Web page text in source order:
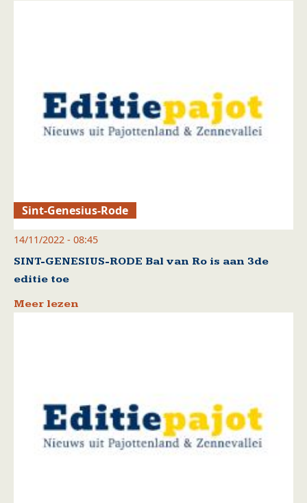
Sint-Genesius-Rode
14/11/2022 - 08:45
SINT-GENESIUS-RODE Bal van Ro is aan 3de
editie toe
Meer lezen